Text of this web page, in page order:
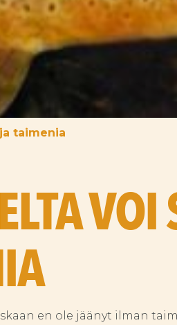
taimenia
VOI
en ole jäänyt ilman